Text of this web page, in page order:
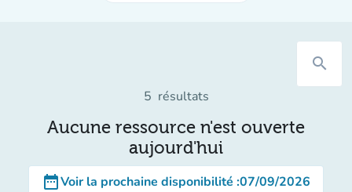
search
5 résultats
Aucune ressource n'est ouverte
aujourd'hui
date_rangeVoir la prochaine disponibilité :07/09/2026